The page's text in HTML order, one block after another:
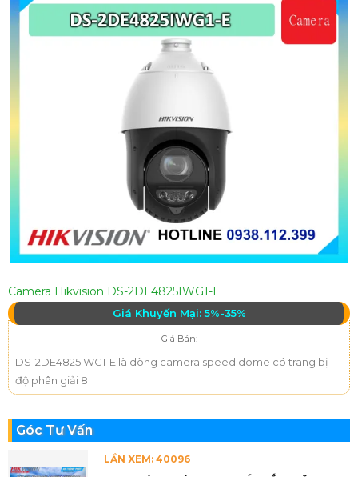
Camera Hikvision DS-2DE4825IWG1-E
Giá Khuyến Mại: 5%-35%
Giá Bán:
DS-2DE4825IWG1-E là dòng camera speed dome có trang bị
độ phân giải 8
Góc Tư Vấn
LẦN XEM: 40096